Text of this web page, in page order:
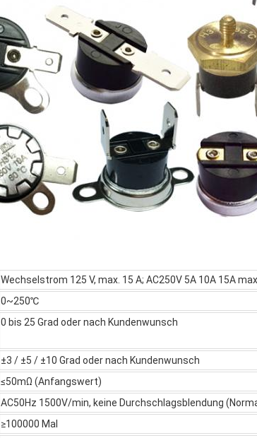
Wechselstrom 125 V, max. 15 A; AC250V 5A 10A 15A
0~250℃
0 bis 25 Grad oder nach Kundenwunsch
±3 / ±5 / ±10 Grad oder nach Kundenwunsch
≤50mΩ (Anfangswert)
AC50Hz 1500V/min, keine Durchschlagsblendung
≥100000 Mal